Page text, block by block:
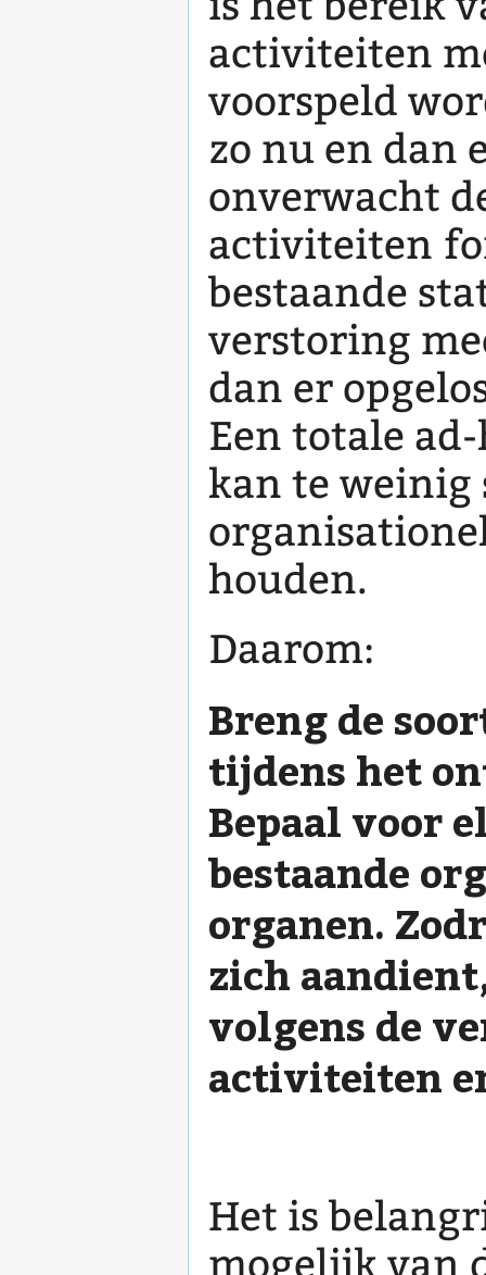
activiteiten
voorspeld
zo nu en dan
onverwacht
activiteiten
bestaande
verstoring
dan er
Een totale
kan te weinig
houden.
Daarom:
Breng de
tijdens het
Bepaal voor
bestaande
organen.
zich
volgens de
activiteiten
Het is
mogelijk van